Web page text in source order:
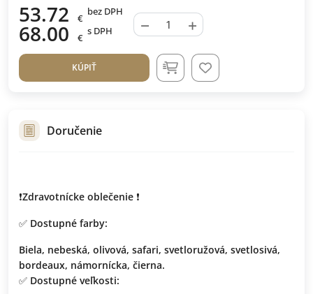
53.72 €
bez DPH
68.00 €
s DPH − +
KÚPIŤ
Doručenie
❗️Zdravotnícke oblečenie ❗️
✅ Dostupné farby:
Biela, nebeská, olivová, safari, svetloružová, svetlosivá,
bordeaux, námornícka, čierna.
✅ Dostupné veľkosti: